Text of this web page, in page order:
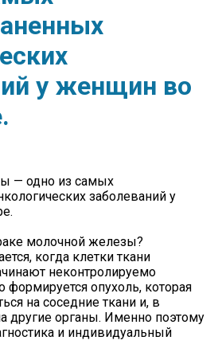
у женщин во
— одно из самых
заболеваний у
молочной железы?
когда клетки ткани
неконтролируемо
формируется опухоль, которая
на соседние ткани и, в
другие органы. Именно поэтому
и индивидуальный